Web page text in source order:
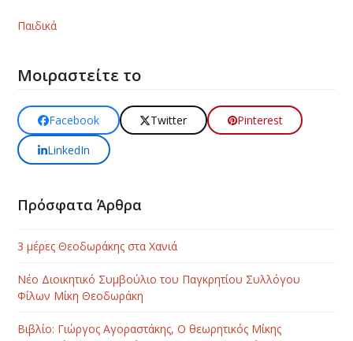
Παιδικά
Μοιραστείτε το
Facebook Twitter
Pinterest
LinkedIn
Πρόσφατα Άρθρα
3 μέρες Θεοδωράκης στα Χανιά
Νέο Διοικητικό Συμβούλιο του Παγκρητίου Συλλόγου
Φίλων Μίκη Θεοδωράκη
Βιβλίο: Γιώργος Αγοραστάκης, Ο θεωρητικός Μίκης